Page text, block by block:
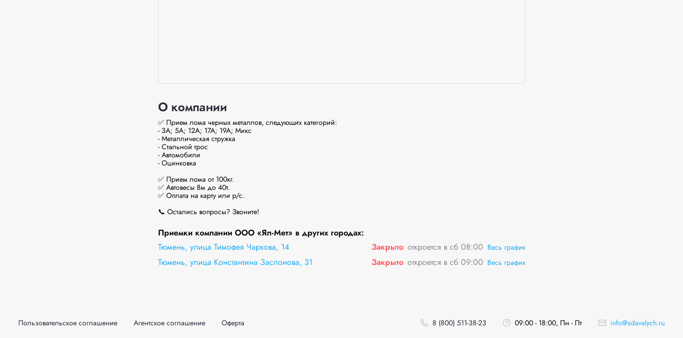
О компании
✅ Прием лома черных металлов, следующих категорий:
- 3А; 5А; 12А; 17А; 19А; Микс
- Металлическая стружка
- Стальной трос
- Автомобили
- Оцинковка
✅ Прием лома от 100кг.
✅ Автовесы 8м до 40т.
✅ Оплата на карту или р/с.
📞 Остались вопросы? Звоните!
Приемки компании ООО «Ял-Мет» в других городах:
Тюмень, улица Тимофея Чаркова, 14
Закрыто откроется в сб 08:00 Весь график
Тюмень, улица Константина Заслонова, 31 Закрыто откроется в сб 09:00 Весь график
Пользовательское соглашение Агентское соглашение Оферта 8 (800) 511-38-23 09:00 - 18:00, Пн - Пт info@sdavalych.ru